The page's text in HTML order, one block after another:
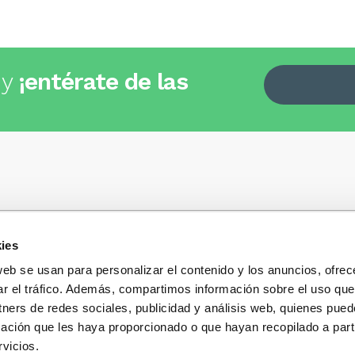
se usan para personalizar el contenido y los anuncios,
el tráfico. Además, compartimos información sobre el uso
de redes sociales, publicidad y análisis web, quienes
que les haya proporcionado o que hayan recopilado a
¡entérate de las
935 32 32 35
dudas, consultas o preguntas?
y te contestaremos con mucho
Política de privacidad
Política de privacidad
Condiciones generales
compra